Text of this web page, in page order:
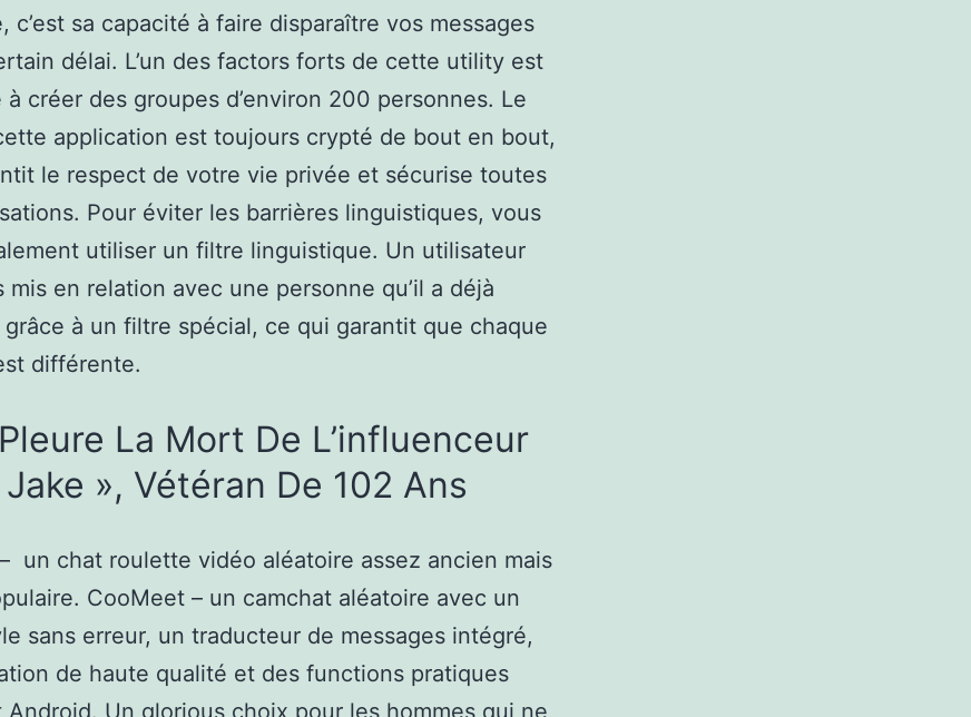
c’est sa capacité à faire disparaître vos messages
délai. L’un des factors forts de cette utility est
à créer des groupes d’environ 200 personnes. Le
application est toujours crypté de bout en bout,
le respect de votre vie privée et sécurise toutes
Pour éviter les barrières linguistiques, vous
utiliser un filtre linguistique. Un utilisateur
mis en relation avec une personne qu’il a déjà
à un filtre spécial, ce qui garantit que chaque
différente.
La Mort De L’influenceur
», Vétéran De 102 Ans
un chat roulette vidéo aléatoire assez ancien mais
CooMeet – un camchat aléatoire avec un
sans erreur, un traducteur de messages intégré,
de haute qualité et des functions pratiques
Android. Un glorious choix pour les hommes qui ne